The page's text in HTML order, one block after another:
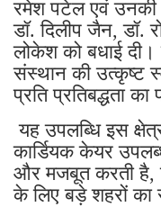
रमेश पटेल एवं उनकी
डॉ. दिलीप जैन, डॉ.
लोकेश को बधाई
संस्थान की उत्कृष्ट
प्रति प्रतिबद्धता का
यह उपलब्धि इस
कार्डियक केयर
और मजबूत करती है,
के लिए बड़े शहरों का